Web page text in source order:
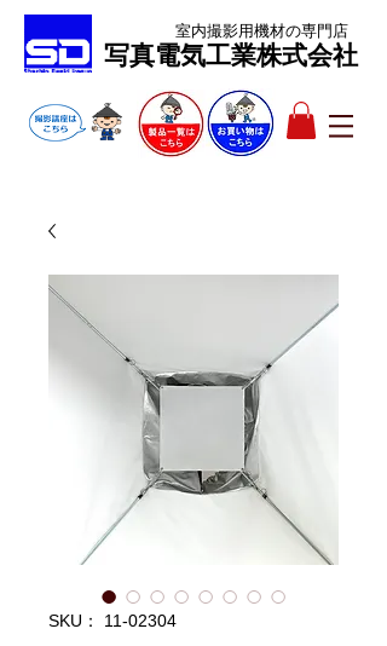
​写真電気工業株式会社
室内撮影用機材の専門店
SKU： 11-02304